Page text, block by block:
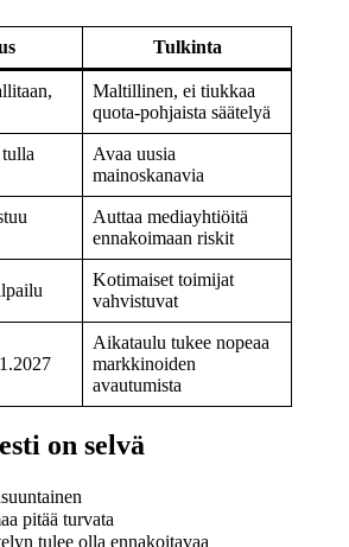
Tulkinta
Maltillinen, ei tiukkaa
quota-pohjaista säätelyä
Avaa uusia
mainoskanavia
Auttaa mediayhtiöitä
ennakoimaan riskit
Kotimaiset toimijat
vahvistuvat
Aikataulu tukee nopeaa
markkinoiden
avautumista
on selvä
pitää turvata
tulee olla ennakoitavaa